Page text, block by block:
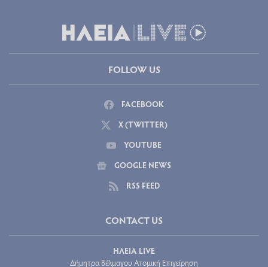
FOLLOW US
FACEBOOK
X (TWITTER)
YOUTUBE
GOOGLE NEWS
RSS FEED
CONTACT US
ΗΛΕΙΑ LIVE
Δήμητρα Βέλμαχου Ατομική Επιχείρηση